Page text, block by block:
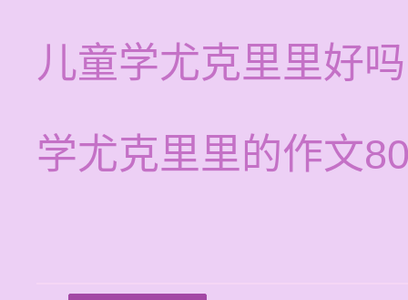
儿童学尤克里里好吗
学尤克里里的作文